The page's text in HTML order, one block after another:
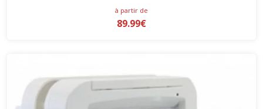
à partir de
89.99€